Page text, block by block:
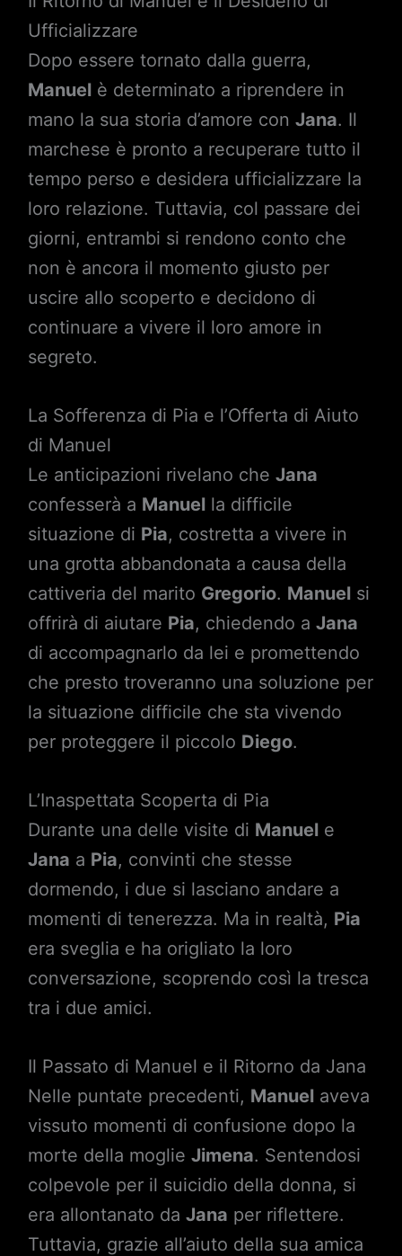
Ufficializzare
Dopo essere tornato dalla guerra,
Manuelè determinato a riprendere in
mano la sua storia d’amore con Jana. Il
marchese è pronto a recuperare tutto il
tempo perso e desidera ufficializzare la
loro relazione. Tuttavia, col passare dei
giorni, entrambi si rendono conto che
non è ancora il momento giusto per
uscire allo scoperto e decidono di
continuare a vivere il loro amore in
segreto.
La Sofferenza di Pia e l’Offerta di Aiuto
di Manuel
Le anticipazioni rivelano che Jana
confesserà a Manuella difficile
situazione di Pia, costretta a vivere in
una grotta abbandonata a causa della
cattiveria del marito Gregorio. Manuelsi
offrirà di aiutare Pia, chiedendo a Jana
di accompagnarlo da lei e promettendo
che presto troveranno una soluzione per
la situazione difficile che sta vivendo
per proteggere il piccolo Diego.
L’Inaspettata Scoperta di Pia
Durante una delle visite di Manuele
Jana a Pia, convinti che stesse
dormendo, i due si lasciano andare a
momenti di tenerezza. Ma in realtà, Pia
era sveglia e ha origliato la loro
conversazione, scoprendo così la tresca
tra i due amici.
Il Passato di Manuel e il Ritorno da Jana
Nelle puntate precedenti, Manuelaveva
vissuto momenti di confusione dopo la
morte della moglie Jimena. Sentendosi
colpevole per il suicidio della donna, si
era allontanato da Jana per riflettere.
Tuttavia, grazie all’aiuto della sua amica